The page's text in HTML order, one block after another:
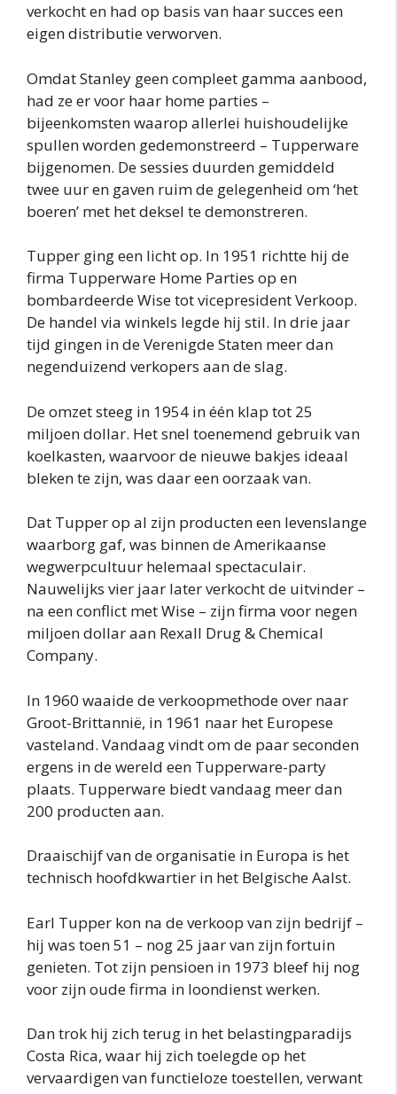
verkocht en had op basis van haar succes een
eigen distributie verworven.
Omdat Stanley geen compleet gamma aanbood,
had ze er voor haar home parties –
bijeenkomsten waarop allerlei huishoudelijke
spullen worden gedemonstreerd – Tupperware
bijgenomen. De sessies duurden gemiddeld
twee uur en gaven ruim de gelegenheid om ‘het
boeren’ met het deksel te demonstreren.
Tupper ging een licht op. In 1951 richtte hij de
firma Tupperware Home Parties op en
bombardeerde Wise tot vicepresident Verkoop.
De handel via winkels legde hij stil. In drie jaar
tijd gingen in de Verenigde Staten meer dan
negenduizend verkopers aan de slag.
De omzet steeg in 1954 in één klap tot 25
miljoen dollar. Het snel toenemend gebruik van
koelkasten, waarvoor de nieuwe bakjes ideaal
bleken te zijn, was daar een oorzaak van.
Dat Tupper op al zijn producten een levenslange
waarborg gaf, was binnen de Amerikaanse
wegwerpcultuur helemaal spectaculair.
Nauwelijks vier jaar later verkocht de uitvinder –
na een conflict met Wise – zijn firma voor negen
miljoen dollar aan Rexall Drug & Chemical
Company.
In 1960 waaide de verkoopmethode over naar
Groot-Brittannië, in 1961 naar het Europese
vasteland. Vandaag vindt om de paar seconden
ergens in de wereld een Tupperware-party
plaats. Tupperware biedt vandaag meer dan
200 producten aan.
Draaischijf van de organisatie in Europa is het
technisch hoofdkwartier in het Belgische Aalst.
Earl Tupper kon na de verkoop van zijn bedrijf –
hij was toen 51 – nog 25 jaar van zijn fortuin
genieten. Tot zijn pensioen in 1973 bleef hij nog
voor zijn oude firma in loondienst werken.
Dan trok hij zich terug in het belastingparadijs
Costa Rica, waar hij zich toelegde op het
vervaardigen van functieloze toestellen, verwant